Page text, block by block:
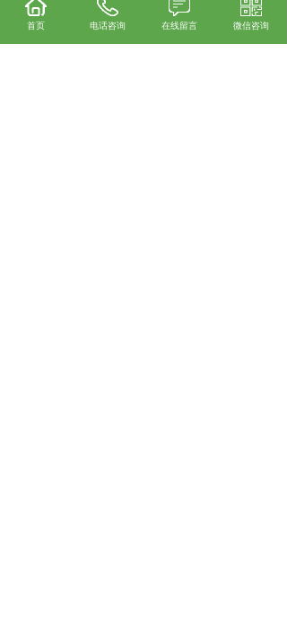
筑给排水系统已强制要求使用铜管，国内也
在逐步推广。从全生命周期来看，铜型材虽
首页 电话咨询 在线留言 微信咨询